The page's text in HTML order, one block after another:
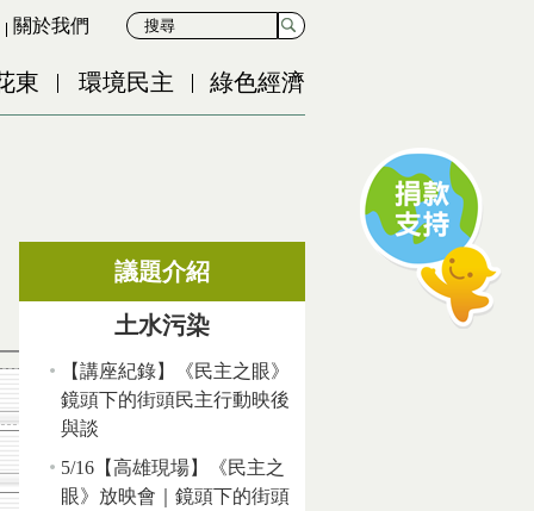
關於我們
東 環境民主 綠色經濟
議題介紹
土水污染
【講座紀錄】《民主之眼》
鏡頭下的街頭民主行動映後
與談
5/16【高雄現場】《民主之
眼》放映會｜鏡頭下的街頭